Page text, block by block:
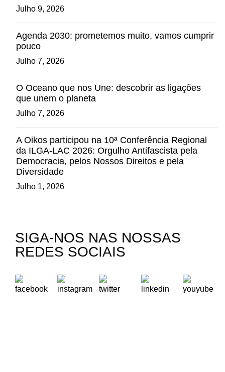
Julho 9, 2026
Agenda 2030: prometemos muito, vamos cumprir
pouco
Julho 7, 2026
O Oceano que nos Une: descobrir as ligações
que unem o planeta
Julho 7, 2026
A Oikos participou na 10ª Conferência Regional
da ILGA-LAC 2026: Orgulho Antifascista pela
Democracia, pelos Nossos Direitos e pela
Diversidade
Julho 1, 2026
SIGA-NOS NAS NOSSAS
REDES SOCIAIS